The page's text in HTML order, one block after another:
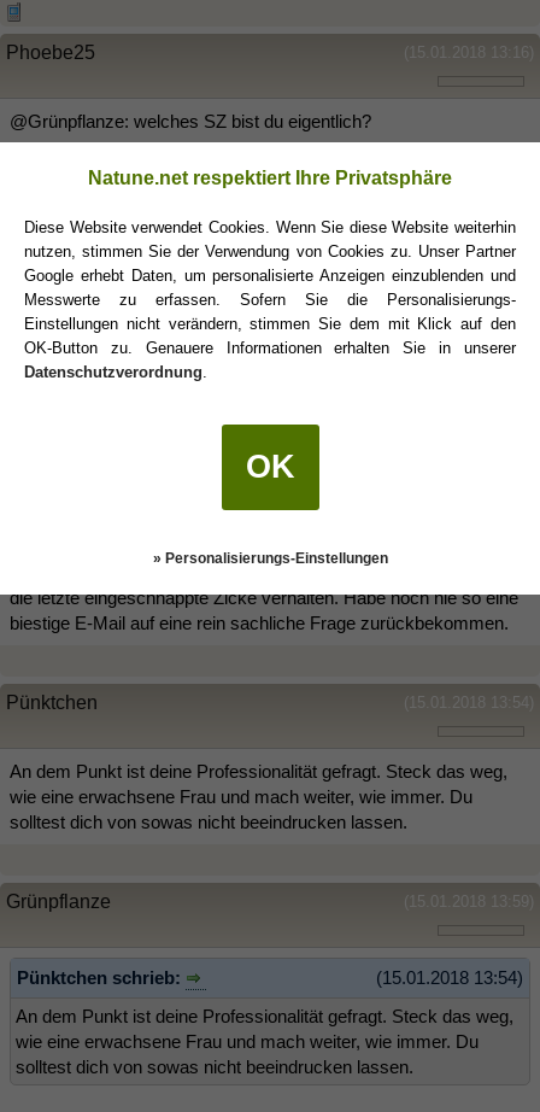
(15.01.2018 13:16)
Phoebe25
@Grünpflanze: welches SZ bist du eigentlich?
(17.12.2017 15:12)
Grünpflanze schrieb:
Er ist übrigensWaageund ichSchütze.
was beruflich zu klären und er hat sich null professionell und wie
die letzte eingeschnappte Zicke verhalten. Habe noch nie so eine
biestige E-Mail auf eine rein sachliche Frage zurückbekommen.
(15.01.2018 13:54)
Pünktchen
An dem Punkt ist deine Professionalität gefragt. Steck das weg,
wie eine erwachsene Frau und mach weiter, wie immer. Du
solltest dich von sowas nicht beeindrucken lassen.
(15.01.2018 13:59)
Grünpflanze
(15.01.2018 13:54)
Pünktchen schrieb:
An dem Punkt ist deine Professionalität gefragt. Steck das weg,
wie eine erwachsene Frau und mach weiter, wie immer. Du
solltest dich von sowas nicht beeindrucken lassen.
Natune.net respektiert Ihre Privatsphäre
Diese Website verwendet Cookies. Wenn Sie diese Website weiterhin
nutzen, stimmen Sie der Verwendung von Cookies zu. Unser Partner
Google erhebt Daten, um personalisierte Anzeigen einzublenden und
Messwerte zu erfassen. Sofern Sie die Personalisierungs-
Einstellungen nicht verändern, stimmen Sie dem mit Klick auf den
OK-Button zu. Genauere Informationen erhalten Sie in unserer
Datenschutzverordnung
OK
» Personalisierungs-Einstellungen